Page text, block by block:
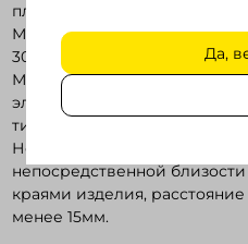
Да,
плоскую поверхность);
Максимальный размер
300х400мм;
Минимальная толщина
элемента 0,4 мм при
тиснении фольгой;
Недопустимо размещение
непосредственной
краями изделия,
менее 15мм.